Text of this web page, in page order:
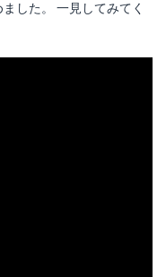
した。 一見してみてく